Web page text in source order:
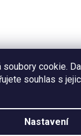
soubory cookie.
souhlas s
Nastavení